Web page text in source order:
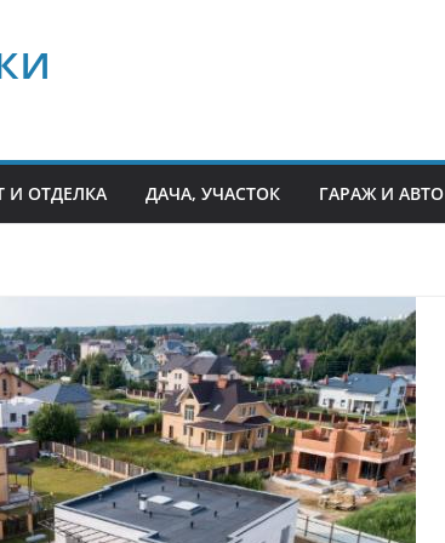
И ОТДЕЛКА ДАЧА, УЧАСТОК ГАРАЖ И АВТО